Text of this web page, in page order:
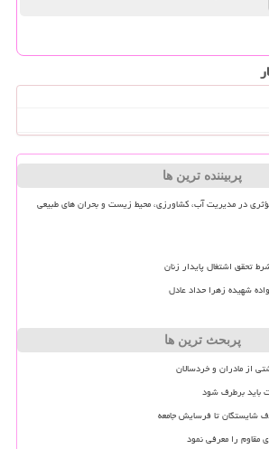
پربیننده ترین ها
در مدیریت آب، کشاورزی، محیط زیست و بحران های طبیعی
تحقق اشتغال پایدار زنان
شهیده زهرا حداد عادل
پربحث ترین ها
از مادران و خردسالان
باید برطرف شود
شایستگان تا فرسایش جامعه
مقاوم را معرفی نمود